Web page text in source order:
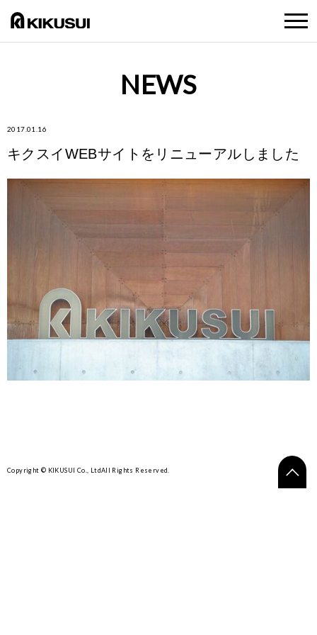
NEWS
2017.01.16
キクスイWEBサイトをリニューアルしました
Copyright © KIKUSUI Co., LtdAll Rights Reserved.